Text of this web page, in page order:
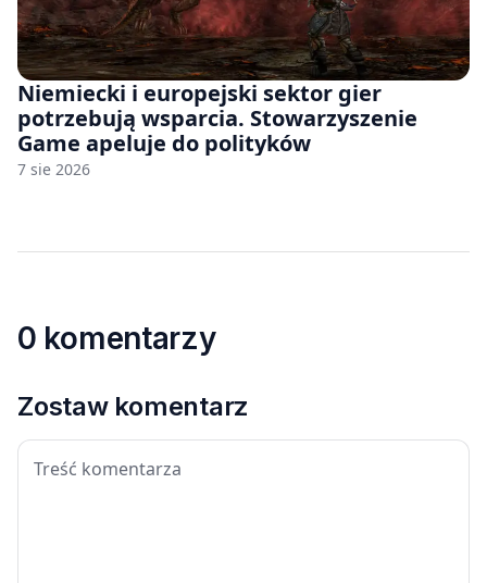
Niemiecki i europejski sektor gier
potrzebują wsparcia. Stowarzyszenie
Game apeluje do polityków
7 sie 2026
0 komentarzy
Zostaw komentarz